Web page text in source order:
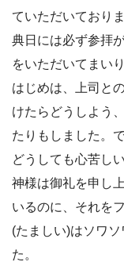
ていただいており
典日には必ず参拝
をいただいてま
はじめは、上司と
けたらどうしよう
たりもしました。
どうしても心苦し
神様は御礼を申し
いるのに、それを
(たましい)はソワ
た。